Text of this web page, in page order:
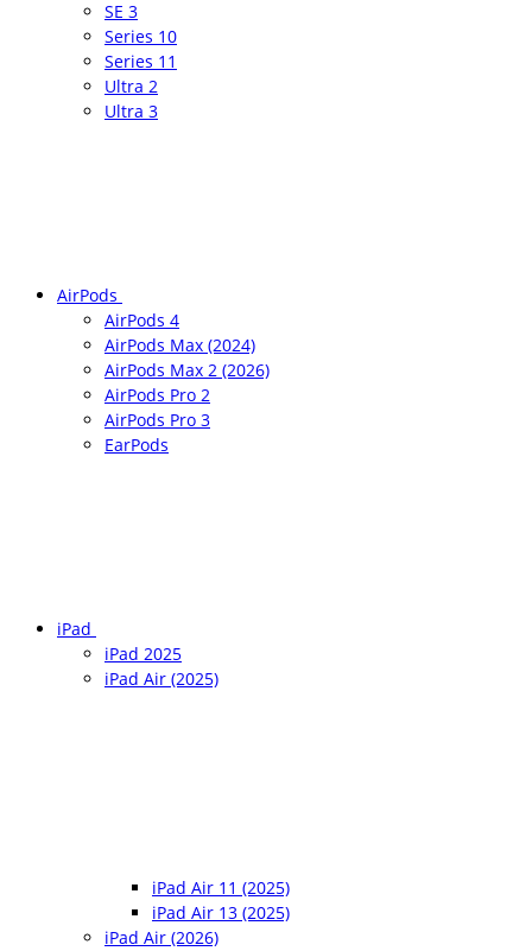
SE 3
Series 10
Series 11
Ultra 2
Ultra 3
AirPods
AirPods 4
AirPods Max (2024)
AirPods Max 2 (2026)
AirPods Pro 2
AirPods Pro 3
EarPods
iPad
iPad 2025
iPad Air (2025)
iPad Air 11 (2025)
iPad Air 13 (2025)
iPad Air (2026)